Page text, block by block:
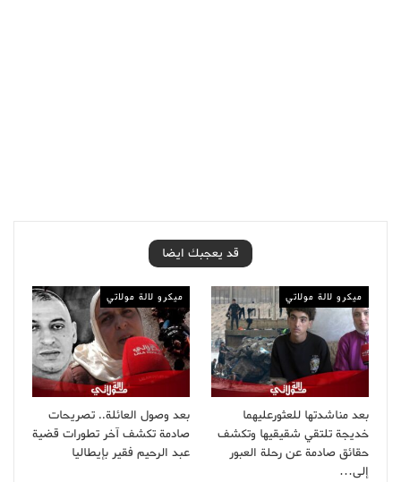
قد يعجبك ايضا
ميكرو لالة مولاتي
بعد مناشدتها للعثورعليهما
خديجة تلتقي شقيقيها وتكشف
حقائق صادمة عن رحلة العبور
إلى…
ميكرو لالة مولاتي
بعد وصول العائلة.. تصريحات
صادمة تكشف آخر تطورات قضية
عبد الرحيم فقير بإيطاليا